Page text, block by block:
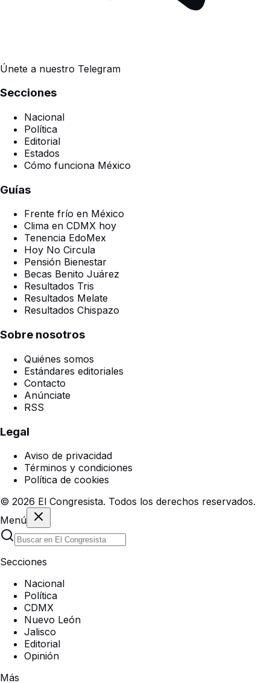
Únete a nuestro Telegram
Secciones
Nacional
Política
Editorial
Estados
Cómo funciona México
Guías
Frente frío en México
Clima en CDMX hoy
Tenencia EdoMex
Hoy No Circula
Pensión Bienestar
Becas Benito Juárez
Resultados Tris
Resultados Melate
Resultados Chispazo
Sobre nosotros
Quiénes somos
Estándares editoriales
Contacto
Anúnciate
RSS
Legal
Aviso de privacidad
Términos y condiciones
Política de cookies
© 2026 El Congresista. Todos los derechos reservados.
Menú
Secciones
Nacional
Política
CDMX
Nuevo León
Jalisco
Editorial
Opinión
Más